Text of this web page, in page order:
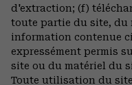
d'extraction; (f)
toute partie du site, du
information contenue
expressément permis
site ou du matériel du
Toute utilisation du